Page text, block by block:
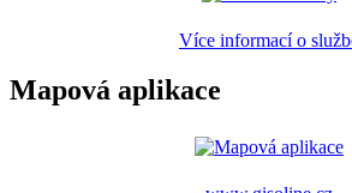
Více informací o
Mapová aplikace